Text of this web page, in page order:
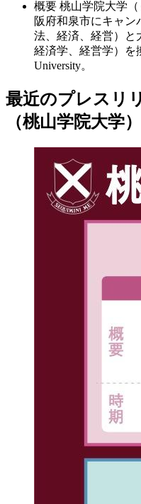
概要 桃山学院大学
阪府和泉市にキャン
法、経済、経営）と
経済学、経営学）を
University。
最近のプレスリ
（桃山学院大学）